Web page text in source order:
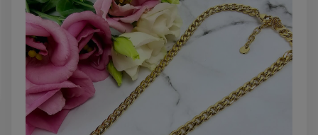
DO KOSZYKA DO KOSZYKA